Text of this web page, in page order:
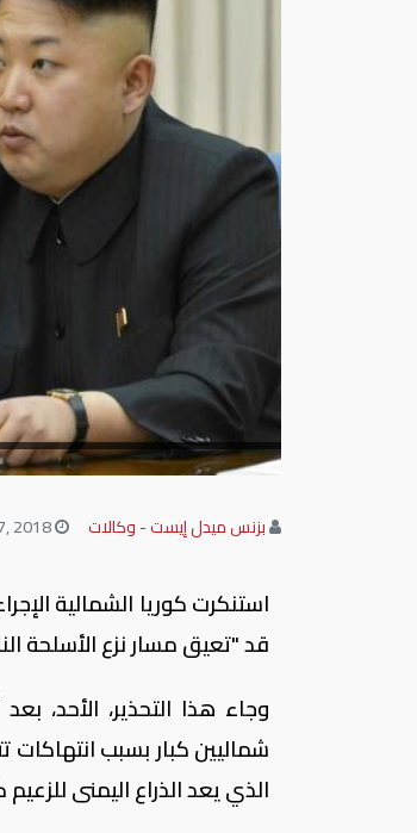
بزنس ميدل إيست - وكالات
استنكرت كوريا الشمالية
قد "تعيق مسار نزع الأسلحة
وجاء هذا التحذير، الأحد،
شماليين كبار بسبب
الذي يعد الذراع اليمنى